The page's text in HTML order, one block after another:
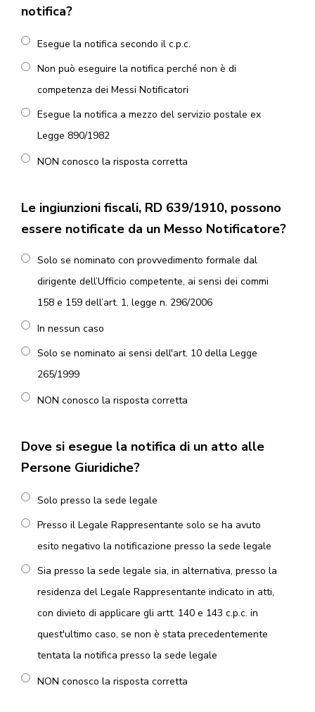
notifica?
Esegue la notifica secondo il c.p.c.
Non può eseguire la notifica perché non è di
competenza dei Messi Notificatori
Esegue la notifica a mezzo del servizio postale ex
Legge 890/1982
NON conosco la risposta corretta
Le ingiunzioni fiscali, RD 639/1910, possono
essere notificate da un Messo Notificatore?
Solo se nominato con provvedimento formale dal
dirigente dell’Ufficio competente, ai sensi dei commi
158 e 159 dell’art. 1, legge n. 296/2006
In nessun caso
Solo se nominato ai sensi dell'art. 10 della Legge
265/1999
NON conosco la risposta corretta
Dove si esegue la notifica di un atto alle
Persone Giuridiche?
Solo presso la sede legale
Presso il Legale Rappresentante solo se ha avuto
esito negativo la notificazione presso la sede legale
Sia presso la sede legale sia, in alternativa, presso la
residenza del Legale Rappresentante indicato in atti,
con divieto di applicare gli artt. 140 e 143 c.p.c. in
quest'ultimo caso, se non è stata precedentemente
tentata la notifica presso la sede legale
NON conosco la risposta corretta